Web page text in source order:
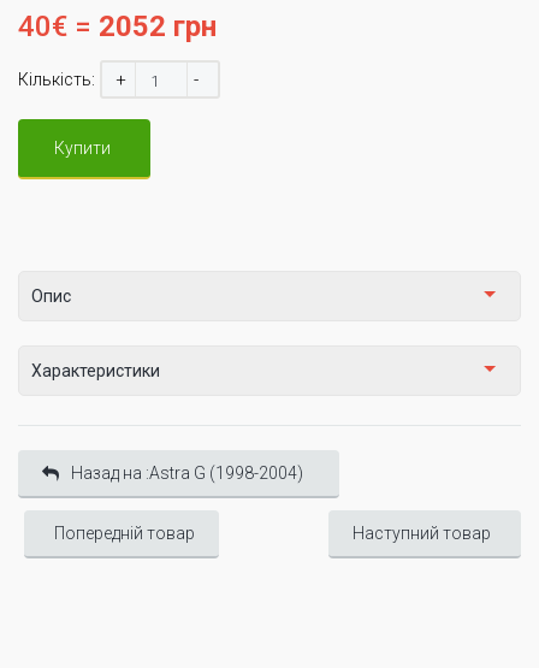
40€ = 2052 грн
Кількість: + -
Купити
Опис
Характеристики
Назад на :Astra G (1998-2004)
Попередній товар Наступний товар